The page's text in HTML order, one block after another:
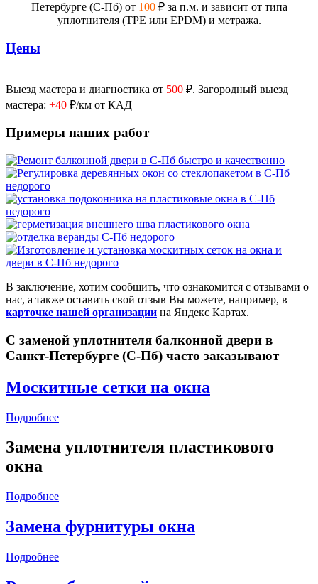
Петербурге (С-Пб) от 100₽ за п.м. и зависит от типа
уплотнителя (TPE или EPDM) и метража.
Цены
Выезд мастера и диагностика от 500 ₽. Загородный выезд
мастера: +40 ₽/км от КАД
Примеры наших работ
В заключение, хотим сообщить, что ознакомится с отзывами о
нас, а также оставить свой отзыв Вы можете, например, в
карточке нашей организации на Яндекс Картах.
С заменой уплотнителя балконной двери в
Санкт-Петербурге (С-Пб) часто заказывают
Москитные сетки на окна
Подробнее
Замена уплотнителя пластикового
окна
Подробнее
Замена фурнитуры окна
Подробнее